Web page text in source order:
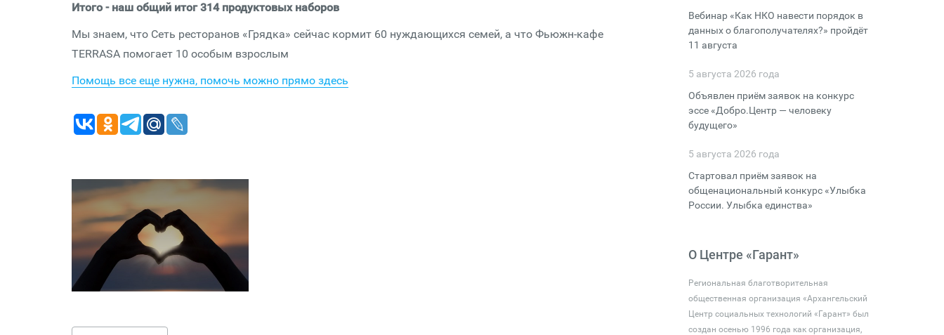
Итого - наш общий итог 314 продуктовых наборов
Мы знаем, что Сеть ресторанов «Грядка» сейчас кормит 60 нуждающихся семей, а что Фьюжн-кафе
TERRASA помогает 10 особым взрослым
Помощь все еще нужна, помочь можно прямо здесь
Вебинар «Как НКО навести порядок в
данных о благополучателях?» пройдёт
11 августа
5 августа 2026 года
Объявлен приём заявок на конкурс
эссе «Добро.Центр — человеку
будущего»
5 августа 2026 года
Стартовал приём заявок на
общенациональный конкурс «Улыбка
России. Улыбка единства»
О Центре «Гарант»
Региональная благотворительная
общественная организация «Архангельский
Центр социальных технологий «Гарант» был
создан осенью 1996 года как организация,